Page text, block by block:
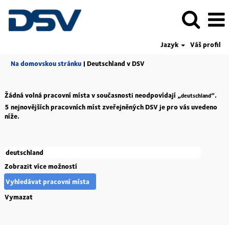
Jazyk
Váš profil
Na domovskou stránku | Deutschland v DSV(aktuální
Žádná volná pracovní místa v současnosti neodpovídají „deutschland“.
5 nejnovějších pracovních míst zveřejněných DSV je pro vás uvedeno
níže.
Zobrazit více možností
Vymazat